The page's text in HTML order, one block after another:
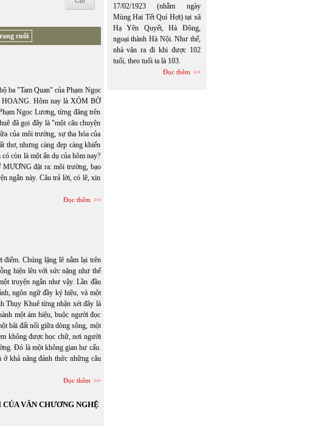
cuối
ba "Tam Quan" của Phạm Ngọc
HOANG. Hôm nay là XÓM BỜ
Ngọc Lương, từng đăng trên
đã gọi đây là "một câu chuyện
của môi trường, sự tha hóa của
thơ, nhưng càng đẹp càng khiến
còn là một ẩn dụ của hôm nay?
đặt ra: môi trường, bạo
ngắn này. Câu trả lời, có lẽ, xin
Đọc thêm
điểm. Chúng lặng lẽ nằm lại trên
hiện lên với sức nặng như thể
truyện ngắn như vậy. Lần đầu
ngôn ngữ đầy ký hiệu, và một
Thụy Khuê từng nhận xét đây là
một ám hiệu, buộc người đọc
bãi đất nổi giữa dòng sông, một
không được học chữ, nơi người
Đó là một không gian hư cấu.
khả năng đánh thức những câu
Đọc thêm
VĂN CHƯƠNG NGHỆ
17/02/1923 (nhằm ngày
Mùng Hai Tết Quí Hợi) tại xã
Hạ Yên Quyết, Hà Đông,
ngoại thành Hà Nội. Như thế,
nhà văn ra đi khi được 102
tuổi, theo tuổi ta là 103.
Đọc thêm